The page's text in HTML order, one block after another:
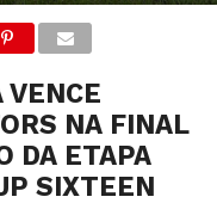
VENCE
NA FINAL
DA ETAPA
SIXTEEN